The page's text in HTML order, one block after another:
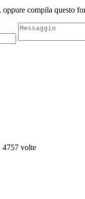
compila questo
4757 volte